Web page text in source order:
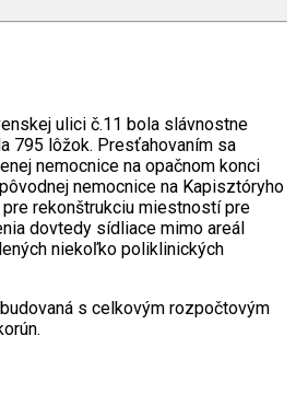
ulici č.11 bola slávnostne
795 lôžok. Presťahovaním sa
nemocnice na opačnom konci
nemocnice na Kapisztóryho
rekonštrukciu miestností pre
dovtedy sídliace mimo areál
niekoľko poliklinických
s celkovým rozpočtovým